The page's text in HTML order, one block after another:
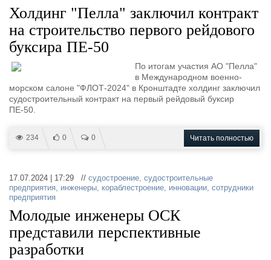
Личности
Словарь
Отзывы
Все службы
Холдинг "Пелла" заключил контракт
на строительство первого рейдового
буксира ПЕ-50
По итогам участия АО "Пелла"
в Международном военно-
морском салоне "ФЛОТ-2024" в Кронштадте холдинг заключил
судостроительный контракт на первый рейдовый буксир
ПЕ-50.
234 0 0 Читать полностью
17.07.2024 | 17:29 // судостроение, судостроительные
предприятия, инженеры, кораблестроение, инновации, сотрудники
предприятия
Молодые инженеры ОСК
представили перспективные
разработки